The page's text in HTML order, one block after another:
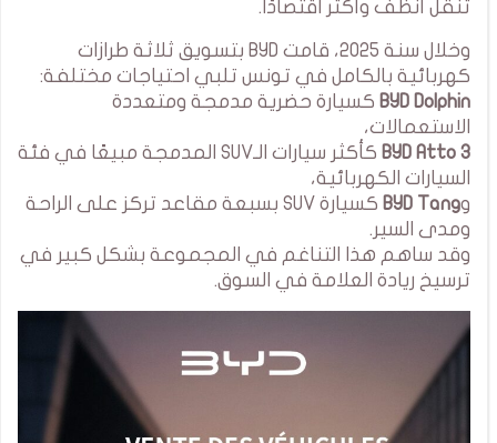
تنقل أنظف وأكثر اقتصادًا.
وخلال سنة 2025، قامت BYD بتسويق ثلاثة طرازات
كهربائية بالكامل في تونس تلبي احتياجات مختلفة:
BYD Dolphin كسيارة حضرية مدمجة ومتعددة
الاستعمالات،
BYD Atto 3
كأكثر سيارات الـSUV المدمجة مبيعًا في فئة
السيارات الكهربائية،
وBYD Tang
كسيارة SUV بسبعة مقاعد تركز على الراحة
ومدى السير.
وقد ساهم هذا التناغم في المجموعة بشكل كبير في
ترسيخ ريادة العلامة في السوق.